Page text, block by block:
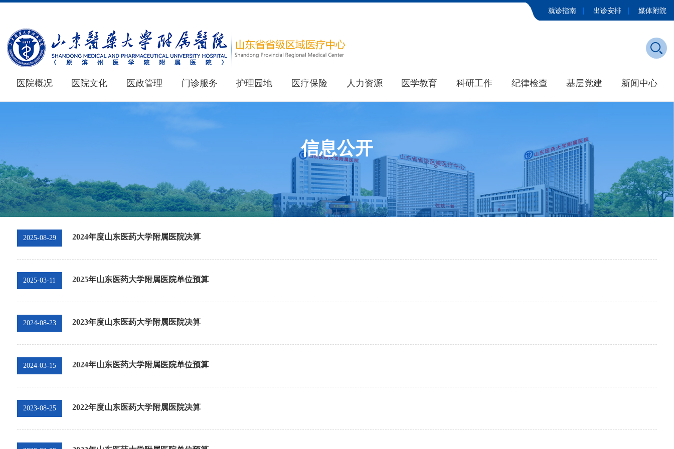
就诊指南 出诊安排 媒体附院
医院概况
MORE+
仁心 · 妙术
医院简介 医院荣誉
医院文化 医政管理 门诊服务 护理园地 医疗保险 人力资源 医学教育
仁心 · 妙术
科研工作 纪律检查 基层党建 新闻中心
MORE+
仁心 · 妙术
重要新闻 其他新闻 媒体附院
健康科普 最新公告 招标公告
信息公开
2025-08-29 2024年度山东医药大学附属医院决算
2025-03-11 2025年山东医药大学附属医院单位预算
2024-08-23 2023年度山东医药大学附属医院决算
2024-03-15 2024年山东医药大学附属医院单位预算
2023-08-25 2022年度山东医药大学附属医院决算